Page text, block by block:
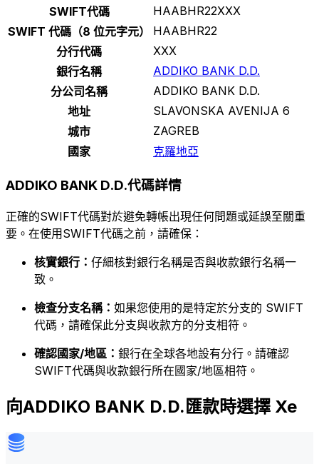
SWIFT代碼
HAABHR22XXX
SWIFT 代碼（8 位元字元）
HAABHR22
分行代碼
XXX
銀行名稱
ADDIKO BANK D.D.
分公司名稱
ADDIKO BANK D.D.
地址
SLAVONSKA AVENIJA 6
城市
ZAGREB
國家
克羅地亞
ADDIKO BANK D.D.代碼詳情
正確的SWIFT代碼對於避免轉帳出現任何問題或延誤至關重
要。在使用SWIFT代碼之前，請確保：
核實銀行： 仔細核對銀行名稱是否與收款銀行名稱一
致。
檢查分支名稱： 如果您使用的是特定於分支的 SWIFT
代碼，請確保此分支與收款方的分支相符。
確認國家/地區： 銀行在全球各地設有分行。請確認
SWIFT代碼與收款銀行所在國家/地區相符。
向ADDIKO BANK D.D.匯款時選擇 Xe